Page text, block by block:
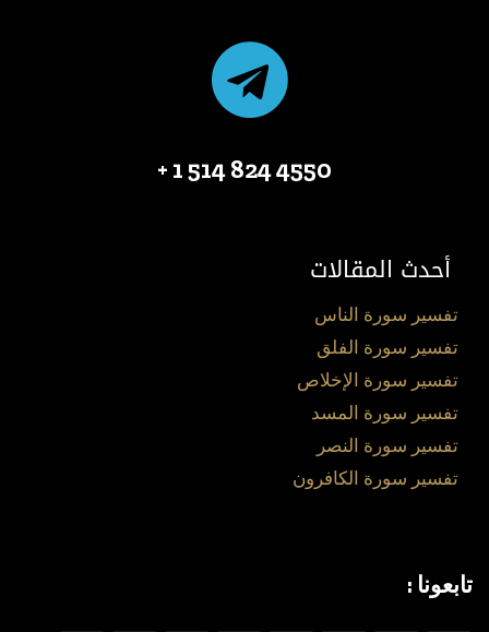
4550 824 514 1 +
أحدث المقالات
تفسير سورة الناس
تفسير سورة الفلق
تفسير سورة الإخلاص
تفسير سورة المسد
تفسير سورة النصر
تفسير سورة الكافرون
تابعونا :